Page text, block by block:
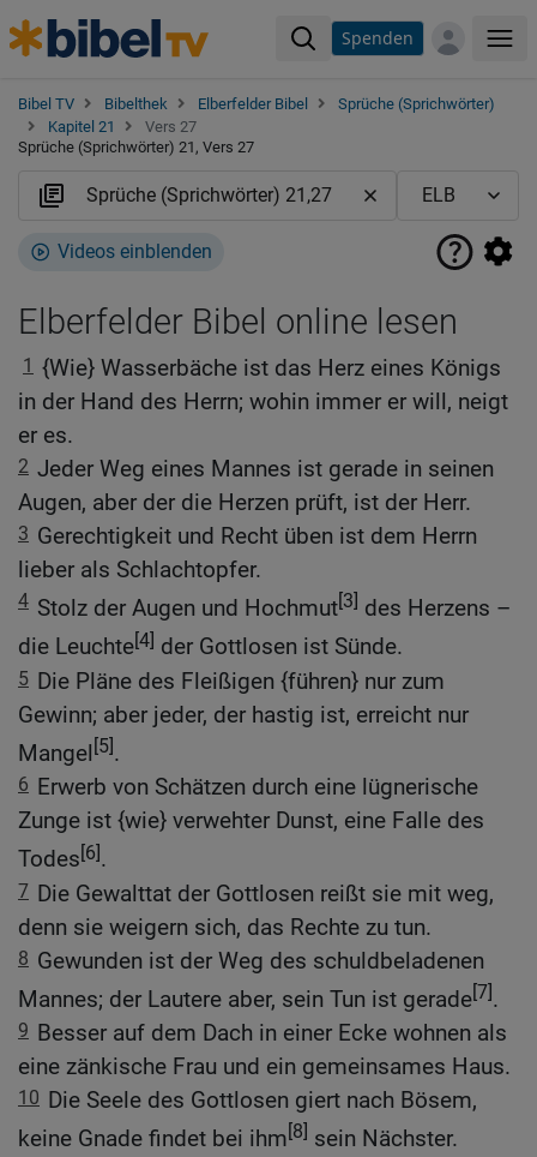
Spenden
Bibel TV Bibelthek Elberfelder Bibel
Sprüche (Sprichwörter)
Kapitel 21
Vers 27
Sprüche (Sprichwörter) 21, Vers 27
Videos einblenden
Elberfelder Bibel online lesen
1 {Wie} Wasserbäche ist das Herz eines Königs
in der Hand des Herrn; wohin immer er will, neigt
er es.
2 Jeder Weg eines Mannes ist gerade in seinen
Augen, aber der die Herzen prüft, ist der Herr.
3 Gerechtigkeit und Recht üben ist dem Herrn
lieber als Schlachtopfer.
4 Stolz der Augen und Hochmut[3] des Herzens –
die Leuchte[4] der Gottlosen ist Sünde.
5 Die Pläne des Fleißigen {führen} nur zum
Gewinn; aber jeder, der hastig ist, erreicht nur
Mangel [5].
6 Erwerb von Schätzen durch eine lügnerische
Zunge ist {wie} verwehter Dunst, eine Falle des
Todes[6].
7 Die Gewalttat der Gottlosen reißt sie mit weg,
denn sie weigern sich, das Rechte zu tun.
8 Gewunden ist der Weg des schuldbeladenen
Mannes; der Lautere aber, sein Tun ist gerade[7].
9 Besser auf dem Dach in einer Ecke wohnen als
eine zänkische Frau und ein gemeinsames Haus.
10 Die Seele des Gottlosen giert nach Bösem,
keine Gnade findet bei ihm[8] sein Nächster.